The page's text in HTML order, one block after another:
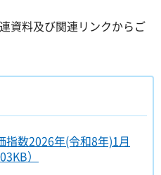
資料及び関連リンクからご
指数2026年(令和8年)1月
）